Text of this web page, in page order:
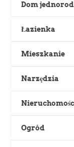
Dom
Łazienka
Mieszkanie
Narzędzia
Ogród